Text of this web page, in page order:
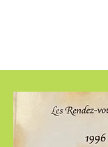
au coeur de la Vallée du